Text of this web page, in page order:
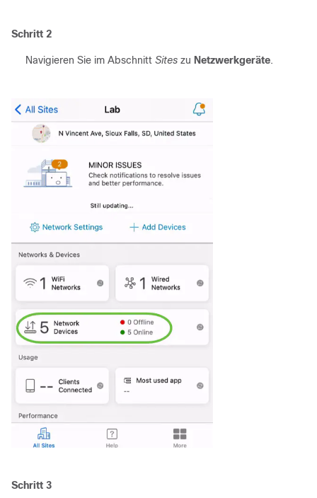
Schritt 2
Navigieren Sie im Abschnitt Sites zu Netzwerkgeräte.
Schritt 3